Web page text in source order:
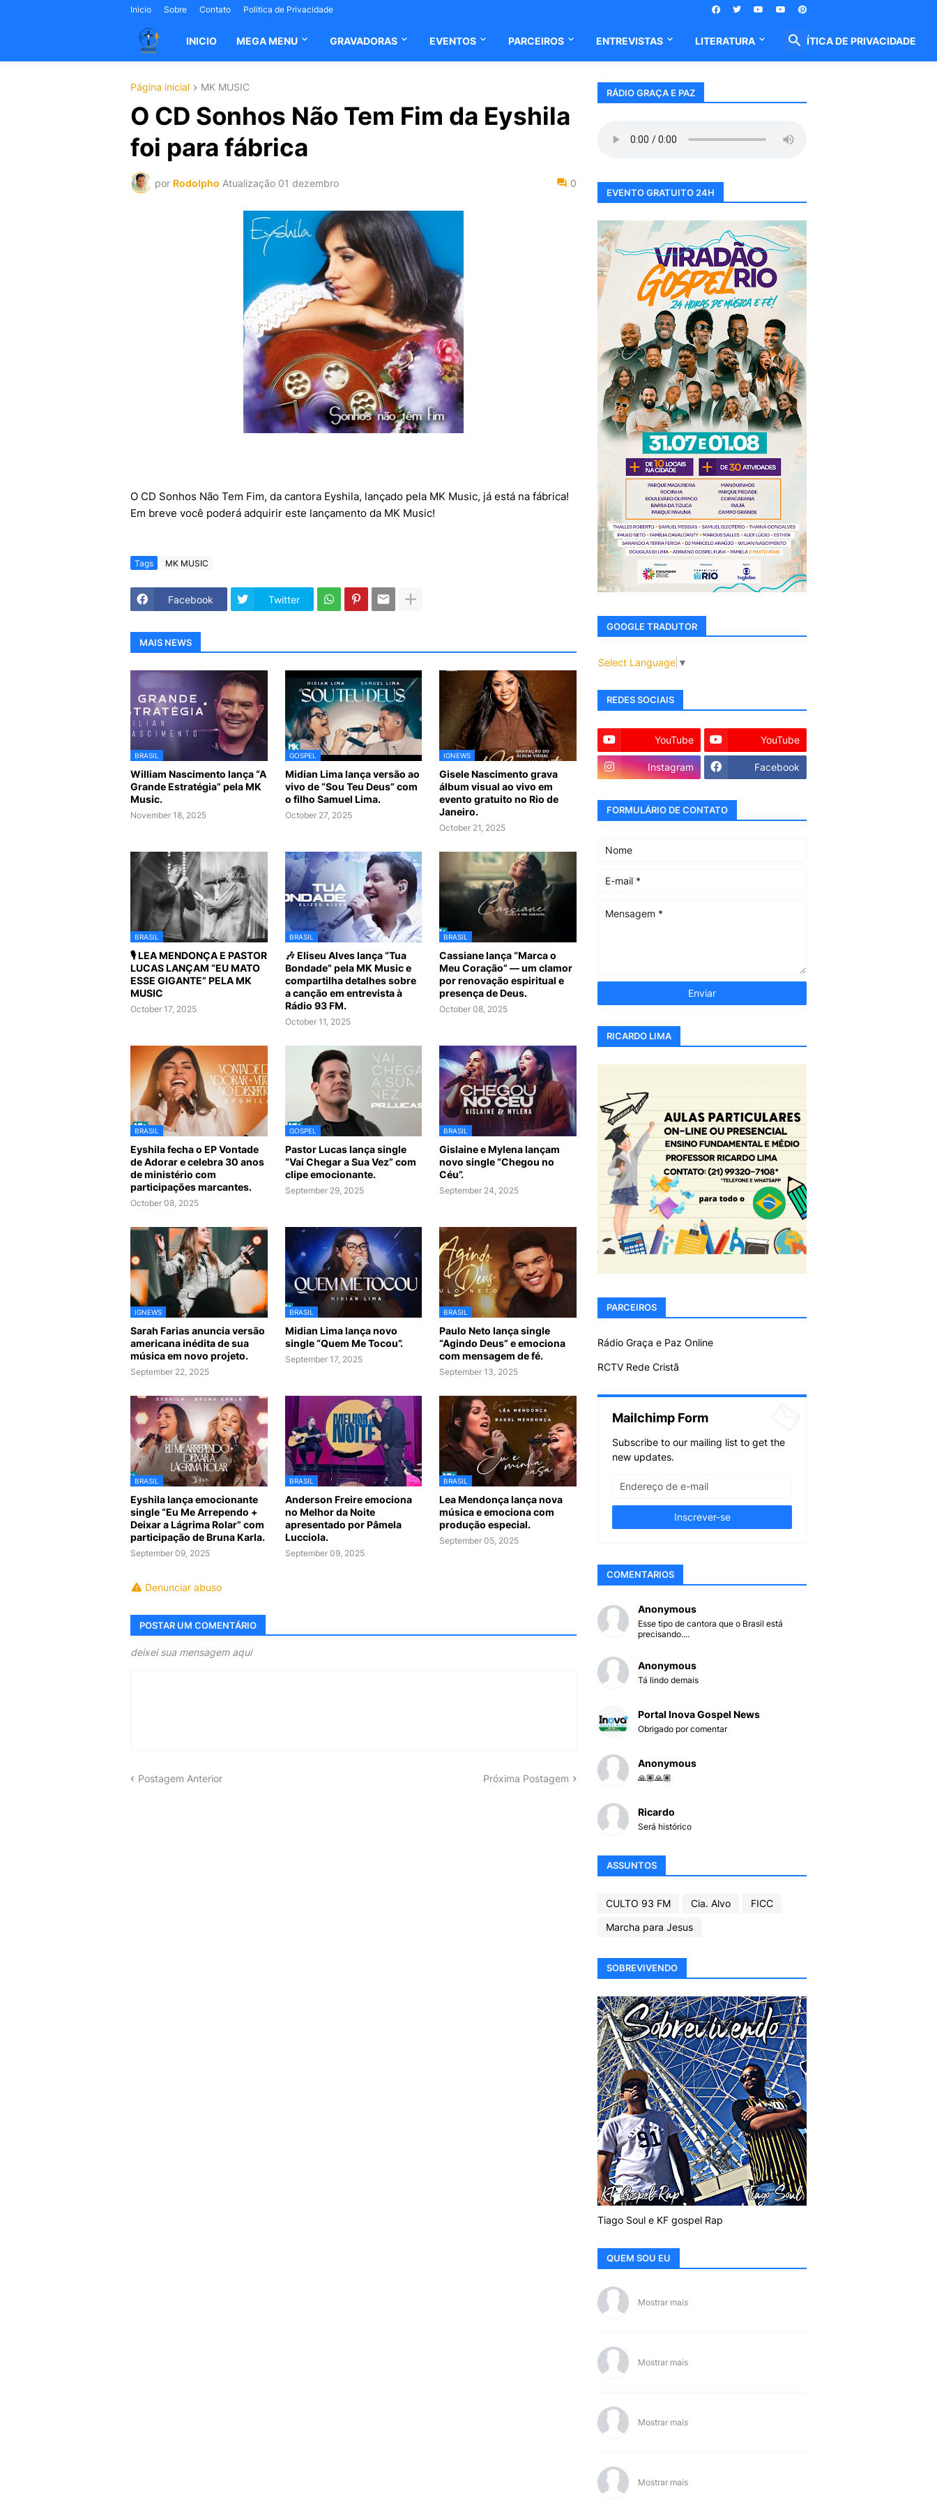
Inicio Sobre Contato Politica de Privacidade
INICIO MEGA MENU GRAVADORAS EVENTOS PARCEIROS ENTREVISTAS LITERATURA POLÍTICA DE PRIVACIDADE
Página inicial MK MUSIC
O CD Sonhos Não Tem Fim da Eyshila
foi para fábrica
por Rodolpho Atualização 01 dezembro 0
O CD Sonhos Não Tem Fim, da cantora Eyshila, lançado pela MK Music, já está na fábrica!
Em breve você poderá adquirir este lançamento da MK Music!
Tags MK MUSIC
Facebook Twitter
MAIS NEWS
BRASIL
William Nascimento lança “A
Grande Estratégia” pela MK
Music.
November 18, 2025
GOSPEL
Midian Lima lança versão ao
vivo de “Sou Teu Deus” com
o filho Samuel Lima.
October 27, 2025
IGNEWS
Gisele Nascimento grava
álbum visual ao vivo em
evento gratuito no Rio de
Janeiro.
October 21, 2025
BRASIL
🎙️ LEA MENDONÇA E PASTOR
LUCAS LANÇAM “EU MATO
ESSE GIGANTE” PELA MK
MUSIC
October 17, 2025
BRASIL
🎶 Eliseu Alves lança “Tua
Bondade” pela MK Music e
compartilha detalhes sobre
a canção em entrevista à
Rádio 93 FM.
October 11, 2025
BRASIL
Cassiane lança “Marca o
Meu Coração” — um clamor
por renovação espiritual e
presença de Deus.
October 08, 2025
BRASIL
Eyshila fecha o EP Vontade
de Adorar e celebra 30 anos
de ministério com
participações marcantes.
October 08, 2025
GOSPEL
Pastor Lucas lança single
“Vai Chegar a Sua Vez” com
clipe emocionante.
September 29, 2025
BRASIL
Gislaine e Mylena lançam
novo single “Chegou no
Céu”.
September 24, 2025
IGNEWS
Sarah Farias anuncia versão
americana inédita de sua
música em novo projeto.
September 22, 2025
BRASIL
Midian Lima lança novo
single “Quem Me Tocou”.
September 17, 2025
BRASIL
Paulo Neto lança single
“Agindo Deus” e emociona
com mensagem de fé.
September 13, 2025
BRASIL
Eyshila lança emocionante
single “Eu Me Arrependo +
Deixar a Lágrima Rolar” com
participação de Bruna Karla.
September 09, 2025
BRASIL
Anderson Freire emociona
no Melhor da Noite
apresentado por Pâmela
Lucciola.
September 09, 2025
BRASIL
Lea Mendonça lança nova
música e emociona com
produção especial.
September 05, 2025
Denunciar abuso
POSTAR UM COMENTÁRIO
deixei sua mensagem aqui
Postagem Anterior Próxima Postagem
RÁDIO GRAÇA E PAZ
EVENTO GRATUITO 24H
GOOGLE TRADUTOR
Select Language ▼
REDES SOCIAIS
YouTube YouTube
Instagram Facebook
FORMULÁRIO DE CONTATO
RICARDO LIMA
PARCEIROS
Rádio Graça e Paz Online
RCTV Rede Cristã
Mailchimp Form
Subscribe to our mailing list to get the
new updates.
COMENTARIOS
Anonymous
Esse tipo de cantora que o Brasil está
precisando....
Anonymous
Tá lindo demais
Portal Inova Gospel News
Obrigado por comentar
Anonymous
🙏🏽🙏🏽
Ricardo
Será histórico
ASSUNTOS
CULTO 93 FM Cia. Alvo
FICC
Marcha para Jesus
SOBREVIVENDO
Tiago Soul e KF gospel Rap
QUEM SOU EU
Mostrar mais
Mostrar mais
Mostrar mais
Mostrar mais